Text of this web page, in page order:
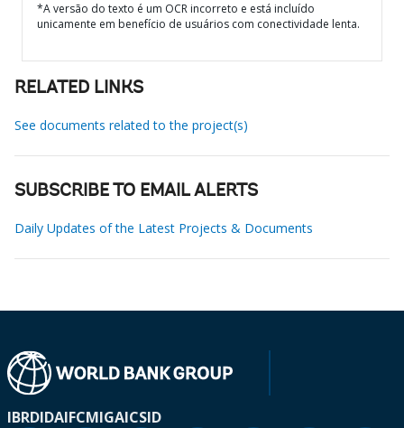
*A versão do texto é um OCR incorreto e está incluído
unicamente em benefício de usuários com conectividade lenta.
RELATED LINKS
See documents related to the project(s)
SUBSCRIBE TO EMAIL ALERTS
Daily Updates of the Latest Projects & Documents
IBRDIDAIFCMIGAICSID